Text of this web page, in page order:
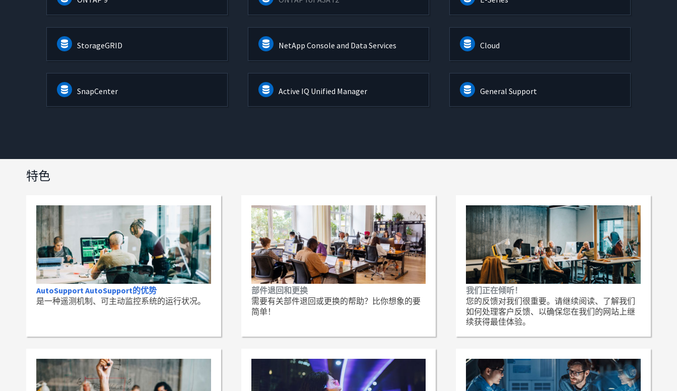
StorageGRID NetApp Console and Data Services Cloud
SnapCenter Active IQ Unified Manager General Support
特色
AutoSupport AutoSupport的优势
是一种遥测机制、可主动监控系统的运行状况。
部件退回和更换
需要有关部件退回或更换的帮助？比你想象的要
简单！
我们正在倾听！
您的反馈对我们很重要。请继续阅读、了解我们
如何处理客户反馈、以确保您在我们的网站上继
续获得最佳体验。